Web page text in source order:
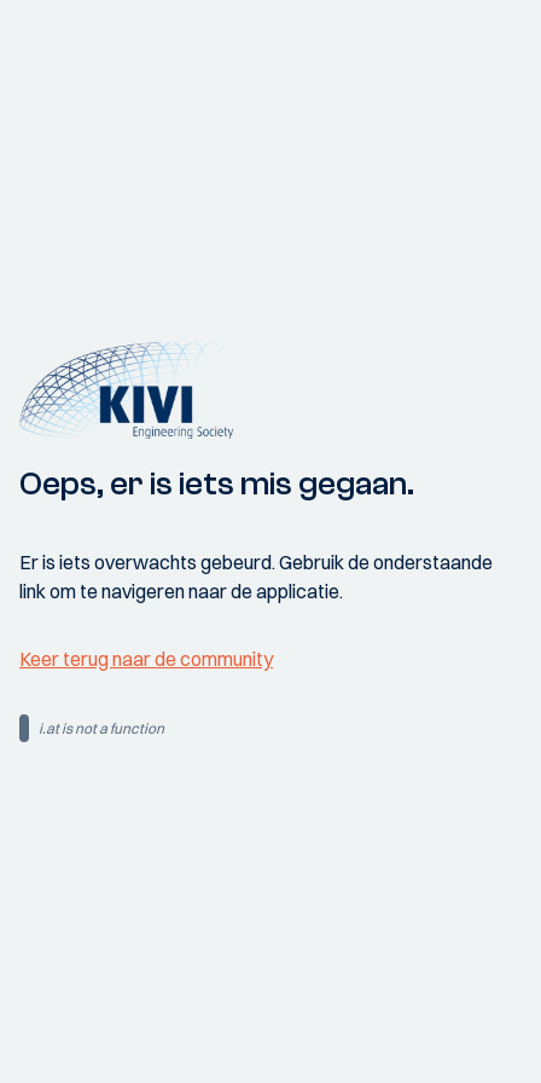
Oeps, er is iets mis gegaan.
Er is iets overwachts gebeurd. Gebruik de onderstaande
link om te navigeren naar de applicatie.
Keer terug naar de community
i.at is not a function